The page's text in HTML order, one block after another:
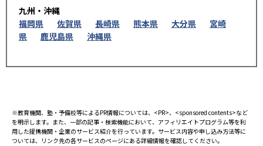
九州・沖縄
福岡県
佐賀県 長崎県 熊本県 大分県
宮崎
県
鹿児島県 沖縄県
※教育機関、塾・予備校等によるPR情報については、<PR>、<sponsored contents>など
を明示します。また、一部の記事・検索機能において、アフィリエイトプログラム等を利
用した提携機関・企業のサービス紹介を行っています。サービス内容や申し込み方法等に
ついては、リンク先の各サービスのページにある詳細情報を確認してください。